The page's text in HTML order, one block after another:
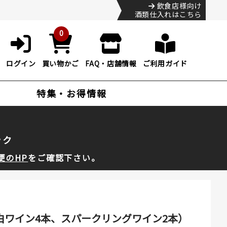
飲食店様向け
酒類仕入れはこちら
ログイン
0
買い物かご FAQ・店舗情報 ご利用ガイド
特集・お得情報
のHPをご確認下さい。
イン4本、スパークリングワイン2本）